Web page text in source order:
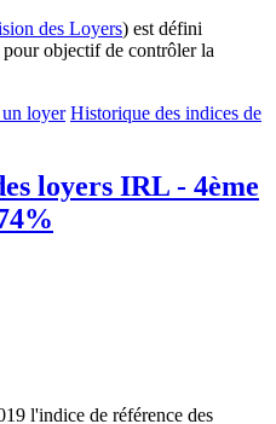
des Loyers) est défini
objectif de contrôler la
loyer Historique des indices de
loyers IRL - 4ème
l'indice de référence des